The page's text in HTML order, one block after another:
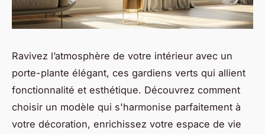
Ravivez l’atmosphère de votre intérieur avec un
porte-plante élégant, ces gardiens verts qui allient
fonctionnalité et esthétique. Découvrez comment
choisir un modèle qui s'harmonise parfaitement à
votre décoration, enrichissez votre espace de vie